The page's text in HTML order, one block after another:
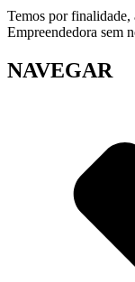
Temos por finalidade,
Empreendedora sem
NAVEGAR